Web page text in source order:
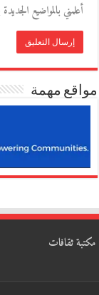
أعلمني بالمواضيع
مواقع مهمة
مكتبة ثقافات